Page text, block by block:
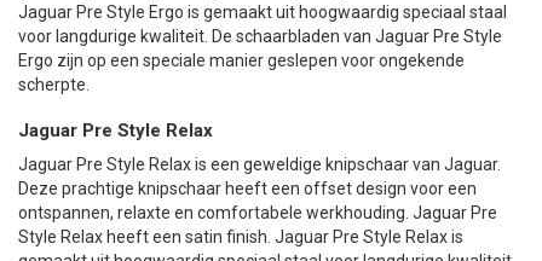
Jaguar Pre Style Ergo is gemaakt uit hoogwaardig speciaal staal
voor langdurige kwaliteit. De schaarbladen van Jaguar Pre Style
Ergo zijn op een speciale manier geslepen voor ongekende
scherpte.
Jaguar Pre Style Relax
Jaguar Pre Style Relax is een geweldige knipschaar van Jaguar.
Deze prachtige knipschaar heeft een offset design voor een
ontspannen, relaxte en comfortabele werkhouding. Jaguar Pre
Style Relax heeft een satin finish. Jaguar Pre Style Relax is